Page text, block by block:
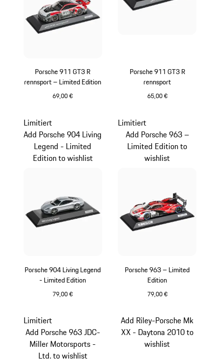
Porsche 911 GT3 R
rennsport – Limited Edition
69,00 €
Porsche 911 GT3 R
rennsport
65,00 €
Porsche 904 Living Legend
- Limited Edition
79,00 €
Limitiert
Add Porsche 904 Living
Legend - Limited
Edition to wishlist
Porsche 963 – Limited
Edition
79,00 €
Limitiert
Add Porsche 963 –
Limited Edition to
wishlist
Limitiert
Add Porsche 963 JDC-
Miller Motorsports -
Ltd. to wishlist
Add Riley-Porsche Mk
XX - Daytona 2010 to
wishlist